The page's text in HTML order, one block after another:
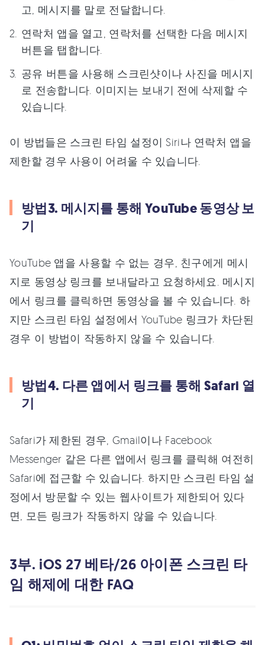
고, 메시지를 말로 전달합니다.
연락처 앱을 열고, 연락처를 선택한 다음 메시지
버튼을 탭합니다.
공유 버튼을 사용해 스크린샷이나 사진을 메시지
로 전송합니다. 이미지는 보내기 전에 삭제할 수
있습니다.
이 방법들은 스크린 타임 설정이 Siri나 연락처 앱을
제한할 경우 사용이 어려울 수 있습니다.
방법3. 메시지를 통해 YouTube 동영상 보
기
YouTube 앱을 사용할 수 없는 경우, 친구에게 메시
지로 동영상 링크를 보내달라고 요청하세요. 메시지
에서 링크를 클릭하면 동영상을 볼 수 있습니다. 하
지만 스크린 타임 설정에서 YouTube 링크가 차단된
경우 이 방법이 작동하지 않을 수 있습니다.
방법4. 다른 앱에서 링크를 통해 Safari 열
기
Safari가 제한된 경우, Gmail이나 Facebook
Messenger 같은 다른 앱에서 링크를 클릭해 여전히
Safari에 접근할 수 있습니다. 하지만 스크린 타임 설
정에서 방문할 수 있는 웹사이트가 제한되어 있다
면, 모든 링크가 작동하지 않을 수 있습니다.
3부. iOS 27 베타/26 아이폰 스크린 타
임 해제에 대한 FAQ